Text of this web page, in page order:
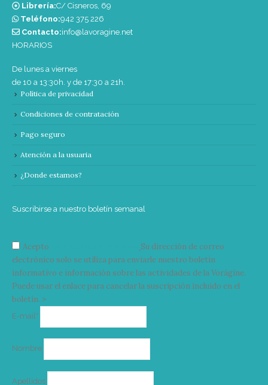
Librería:C/ Cisneros, 69
Teléfono:‭942 375 226‬
Contacto:info@lavoragine.net
HORARIOS
De lunes a viernes
de 10 a 13:30h. y de 17:30 a 21h.
Política de privacidad
Condiciones de contratación
Pago seguro
Atención a la usuaria
¿Donde estamos?
Suscribirse a nuestro boletín semanal
Acepto
Su dirección de correo
electrónico solo se utiliza para enviarle nuestro boletín
informativo e información sobre las actividades de la Vorágine.
Puede usar el enlace para cancelar la suscripción incluido en el
boletín. >
E-mail*
Nombre
Apellidos